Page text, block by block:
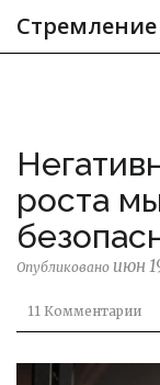
Стремление
роста
Опубликовано июн
11 Комментарии